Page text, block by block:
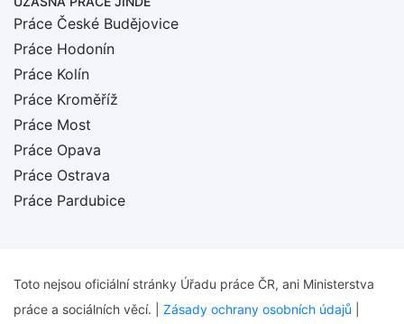
Práce České Budějovice
Práce Hodonín
Práce Kolín
Práce Kroměříž
Práce Most
Práce Opava
Práce Ostrava
Práce Pardubice
Toto nejsou oficiální stránky Úřadu práce ČR, ani Ministerstva
práce a sociálních věcí. | Zásady ochrany osobních údajů